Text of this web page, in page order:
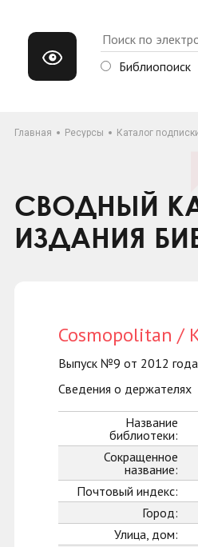
Библиопоиск
Главная Ресурсы Каталог
СВОДНЫЙ
ИЗДАНИЯ
Cosmopolitan /
Выпуск №9 от 2012 года
Сведения о держателях
Название
библиотеки:
Сокращенное
название:
Почтовый индекс:
Город:
Улица, дом: